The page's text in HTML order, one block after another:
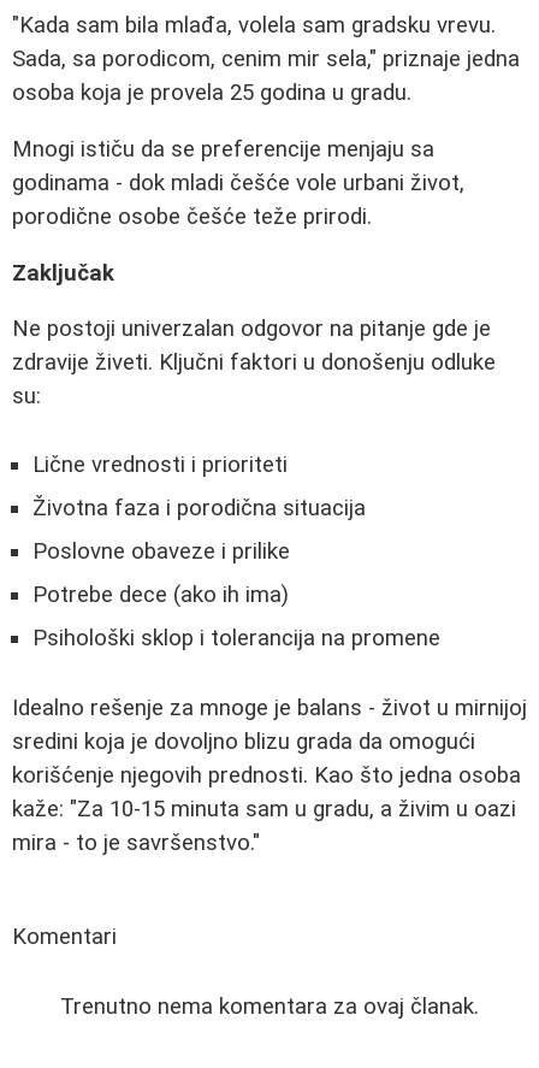
"Kada sam bila mlađa, volela sam gradsku vrevu.
Sada, sa porodicom, cenim mir sela," priznaje jedna
osoba koja je provela 25 godina u gradu.
Mnogi ističu da se preferencije menjaju sa
godinama - dok mladi češće vole urbani život,
porodične osobe češće teže prirodi.
Zaključak
Ne postoji univerzalan odgovor na pitanje gde je
zdravije živeti. Ključni faktori u donošenju odluke
su:
Lične vrednosti i prioriteti
Životna faza i porodična situacija
Poslovne obaveze i prilike
Potrebe dece (ako ih ima)
Psihološki sklop i tolerancija na promene
Idealno rešenje za mnoge je balans - život u mirnijoj
sredini koja je dovoljno blizu grada da omogući
korišćenje njegovih prednosti. Kao što jedna osoba
kaže: "Za 10-15 minuta sam u gradu, a živim u oazi
mira - to je savršenstvo."
Komentari
Trenutno nema komentara za ovaj članak.